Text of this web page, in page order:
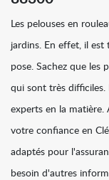
Les pelouses en
jardins. En effet, il
pose. Sachez que les
qui sont très difficiles.
experts en la matière.
votre confiance en
adaptés pour
besoin d'autres